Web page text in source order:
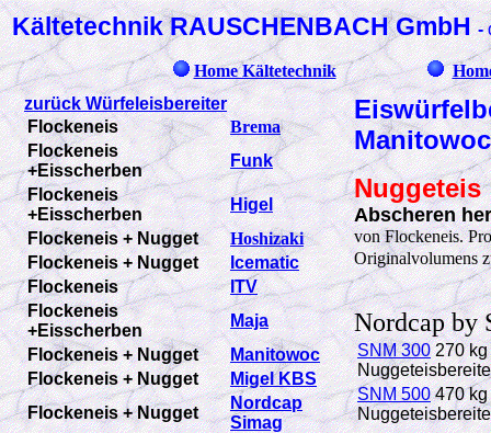
Kältetechnik RAUSCHENBACH GmbH-
Home Kältetechnik
zurück Würfeleisbereiter
Flockeneis
Brema
Flockeneis
+Eisscherben
Funk
Flockeneis
+Eisscherben
Higel
Flockeneis + Nugget
Hoshizaki
Flockeneis + Nugget
Icematic
Flockeneis
ITV
Flockeneis
+Eisscherben
Maja
Flockeneis + Nugget
Manitowoc
Flockeneis + Nugget
Migel KBS
Flockeneis + Nugget
Nordcap
Simag
Nuggeteis
Abscheren
von Flockeneis.
Originalvolumens
Nordcap by
SNM 300 270 kg
SNM 500 470 kg